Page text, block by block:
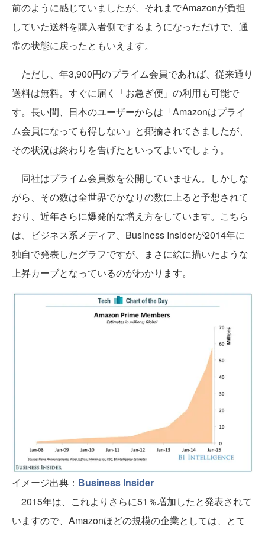
前のように感じていましたが、それまでAmazonが負担
していた送料を購入者側でするようになっただけで、通
常の状態に戻ったともいえます。
ただし、年3,900円のプライム会員であれば、従来通り
送料は無料。すぐに届く「お急ぎ便」の利用も可能で
す。長い間、日本のユーザーからは「Amazonはプライ
ム会員になっても得しない」と揶揄されてきましたが、
その状況は終わりを告げたといってよいでしょう。
同社はプライム会員数を公開していません。しかしな
がら、その数は全世界でかなりの数に上ると予想されて
おり、近年さらに爆発的な増え方をしています。こちら
は、ビジネス系メディア、Business Insiderが2014年に
独自で発表したグラフですが、まさに絵に描いたような
上昇カーブとなっているのがわかります。
イメージ出典： Business Insider
2015年は、これよりさらに51％増加したと発表されて
いますので、Amazonほどの規模の企業としては、とて